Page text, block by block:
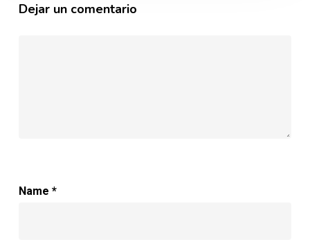
Dejar un comentario
Name *